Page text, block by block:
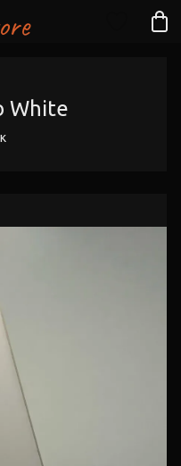
White